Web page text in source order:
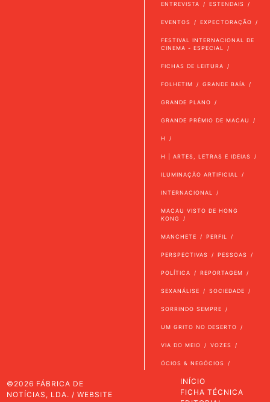
ENTREVISTA ESTENDAIS
EVENTOS EXPECTORAÇÃO
FESTIVAL INTERNACIONAL DE
CINEMA - ESPECIAL
FICHAS DE LEITURA
FOLHETIM GRANDE BAÍA
GRANDE PLANO
GRANDE PRÉMIO DE MACAU
H
H | ARTES, LETRAS E IDEIAS
ILUMINAÇÃO ARTIFICIAL
INTERNACIONAL
MACAU VISTO DE HONG
KONG
MANCHETE PERFIL
PERSPECTIVAS PESSOAS
POLÍTICA REPORTAGEM
SEXANÁLISE SOCIEDADE
SORRINDO SEMPRE
UM GRITO NO DESERTO
VIA DO MEIO VOZES
ÓCIOS & NEGÓCIOS
©2026 FÁBRICA DE
NOTÍCIAS, LDA. / WEBSITE
INÍCIO
FICHA TÉCNICA